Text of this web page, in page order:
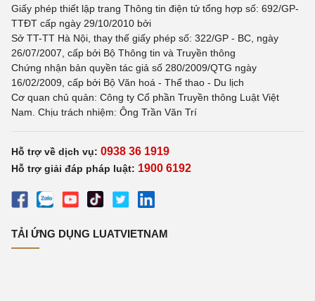
Giấy phép thiết lập trang Thông tin điện tử tổng hợp số: 692/GP-
TTĐT cấp ngày 29/10/2010 bởi
Sở TT-TT Hà Nội, thay thế giấy phép số: 322/GP - BC, ngày
26/07/2007, cấp bởi Bộ Thông tin và Truyền thông
Chứng nhận bản quyền tác giả số 280/2009/QTG ngày
16/02/2009, cấp bởi Bộ Văn hoá - Thể thao - Du lịch
Cơ quan chủ quản: Công ty Cổ phần Truyền thông Luật Việt
Nam. Chịu trách nhiệm: Ông Trần Văn Trí
Hỗ trợ về dịch vụ: 0938 36 1919
Hỗ trợ giải đáp pháp luật: 1900 6192
TẢI ỨNG DỤNG LUATVIETNAM